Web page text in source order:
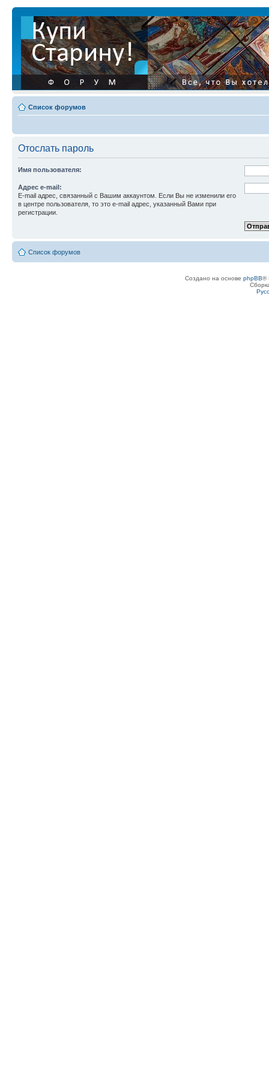
Список форумов
Отослать пароль
Имя пользователя:
Адрес e-mail:
E-mail адрес, связанный с Вашим аккаунтом. Если Вы не изменили его
в центре пользователя, то это e-mail адрес, указанный Вами при
регистрации.
Список форумов
Создано на основе phpBB®